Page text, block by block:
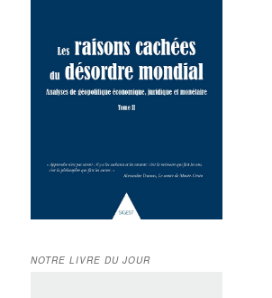
NOTRE LIVRE DU JOUR